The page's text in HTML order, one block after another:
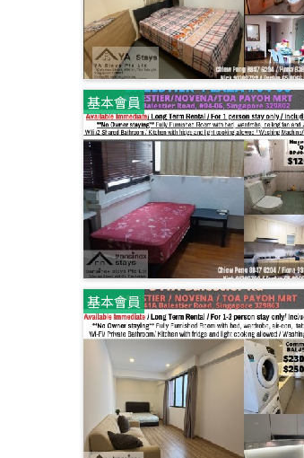
基本會員
基本會員